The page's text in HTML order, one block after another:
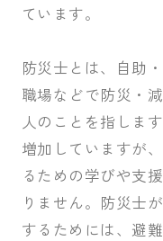
通信教育・生涯学習
受験生の皆さま
ています。
防災士とは、自助
職場などで防災・
人のことを指しま
増加していますが
るための学びや支
りません。防災士
するためには、避